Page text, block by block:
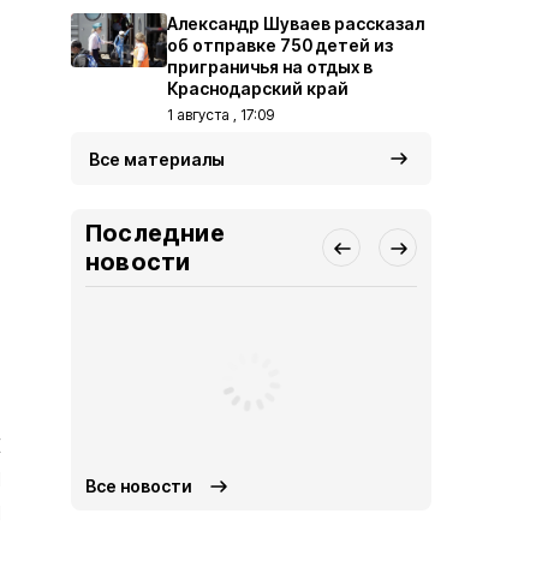
Александр Шуваев рассказал
об отправке 750 детей из
приграничья на отдых в
Краснодарский край
1 августа , 17:09
Все материалы
Последние
новости
Все новости